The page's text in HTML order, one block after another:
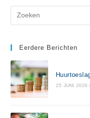
Eerdere Berichten
25 JUNI 2026 /